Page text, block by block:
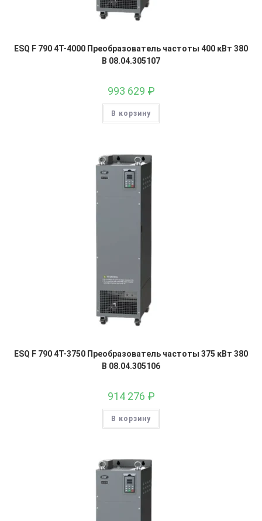
ESQ F 790 4T-4000 Преобразователь частоты 400 кВт 380
В 08.04.305107
993 629 ₽
В корзину
ESQ F 790 4T-3750 Преобразователь частоты 375 кВт 380
В 08.04.305106
914 276 ₽
В корзину